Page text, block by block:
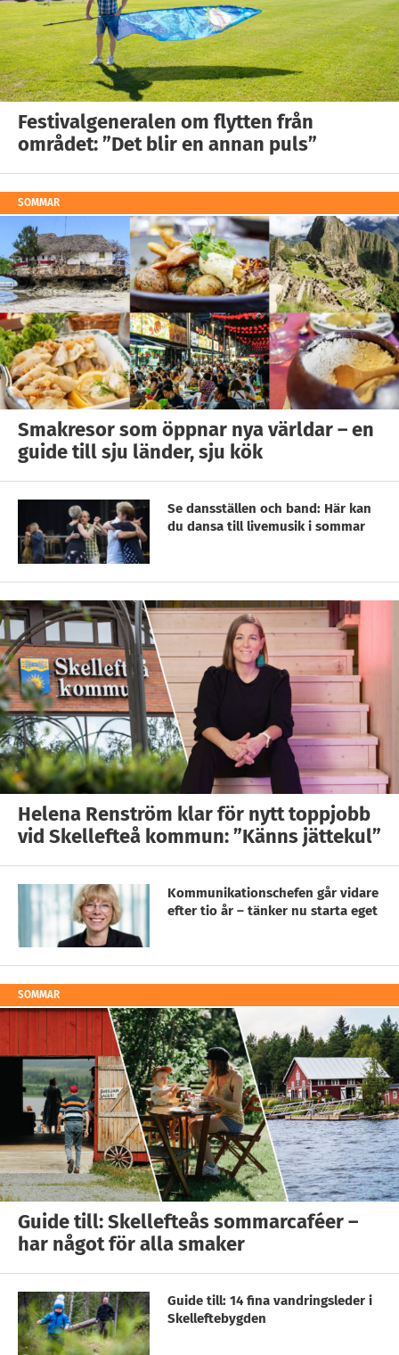
Festivalgeneralen om flytten från
området: ”Det blir en annan puls”
SOMMAR
Smakresor som öppnar nya världar – en
guide till sju länder, sju kök
Se dansställen och band: Här kan
du dansa till livemusik i sommar
Helena Renström klar för nytt toppjobb
vid Skellefteå kommun: ”Känns jättekul”
Kommunikationschefen går vidare
efter tio år – tänker nu starta eget
SOMMAR
Guide till: Skellefteås sommarcaféer –
har något för alla smaker
Guide till: 14 fina vandringsleder i
Skelleftebygden